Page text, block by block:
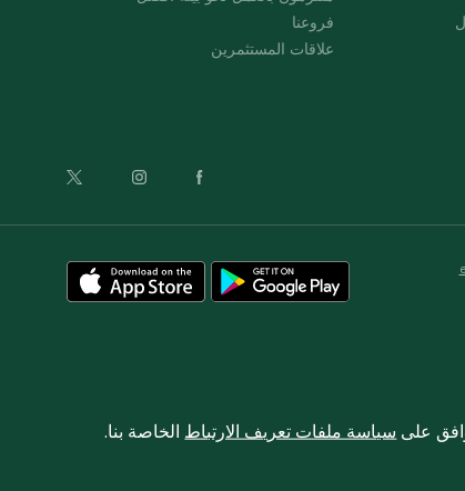
فروعنا
علاقات المستثمرين
على سياسة ملفات تعريف الارتباط الخاصة بنا.